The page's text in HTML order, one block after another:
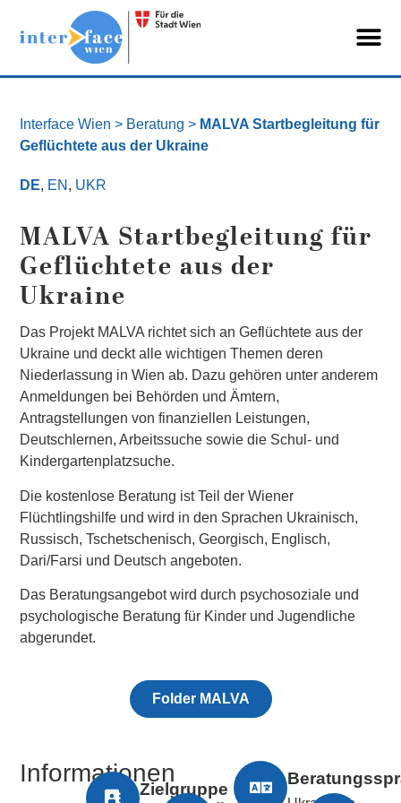
Interface Wien > Beratung > MALVA Startbegleitung für
Geflüchtete aus der Ukraine
DE, EN , UKR
MALVA Startbegleitung für
Geflüchtete aus der
Ukraine
Das Projekt MALVA richtet sich an Geflüchtete aus der
Ukraine und deckt alle wichtigen Themen deren
Niederlassung in Wien ab. Dazu gehören unter anderem
Anmeldungen bei Behörden und Ämtern,
Antragstellungen von finanziellen Leistungen,
Deutschlernen, Arbeitssuche sowie die Schul- und
Kindergartenplatzsuche.
Die kostenlose Beratung ist Teil der Wiener
Flüchtlingshilfe und wird in den Sprachen Ukrainisch,
Russisch, Tschetschenisch, Georgisch, Englisch,
Dari/Farsi und Deutsch angeboten.
Das Beratungsangebot wird durch psychosoziale und
psychologische Beratung für Kinder und Jugendliche
abgerundet.
Folder MALVA
Informationen
Zielgruppe